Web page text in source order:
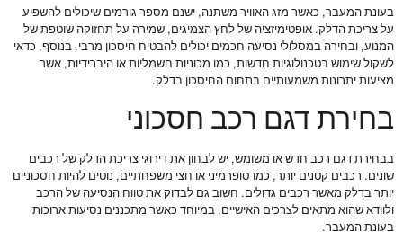
בעונת המעבר, כאשר מזג האוויר משתנה, ישנם מספר גורמים שיכולים להשפיע
על צריכת הדלק. אופטימיזציה של לחץ הצמיגים, שמירה על תחזוקה שוטפת של
המנוע, ובחירה במסלולי נסיעה חכמים יכולים להבטיח חיסכון מרבי. בנוסף, כדאי
לשקול שימוש בטכנולוגיות חדשות, כמו מכוניות חשמליות או היברידיות, אשר
מציעות יתרונות משמעותיים בתחום החיסכון בדלק.
בחירת דגם רכב חסכוני
בבחירת דגם רכב חדש או משומש, יש לבחון את דירוגי צריכת הדלק של רכבים
שונים. רכבים קטנים יותר, כמו סופרמיני או חצי משפחתיים, נוטים להיות חסכוניים
יותר בדלק מאשר רכבים גדולים. חשוב גם לבדוק את טווח הנסיעה של הרכב
ולוודא שהוא מתאים לצרכים האישיים, במיוחד כאשר מתכננים נסיעות ארוכות
בעונת המעבר.